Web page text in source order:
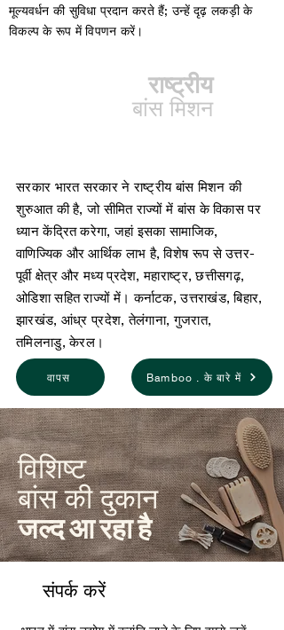
मूल्यवर्धन की सुविधा प्रदान करते हैं; उन्हें दृढ़ लकड़ी के
विकल्प के रूप में विपणन करें।
राष्ट्रीय
बांस मिशन
सरकार भारत सरकार ने राष्ट्रीय बांस मिशन की
शुरुआत की है, जो सीमित राज्यों में बांस के विकास पर
ध्यान केंद्रित करेगा, जहां इसका सामाजिक,
वाणिज्यिक और आर्थिक लाभ है, विशेष रूप से उत्तर-
पूर्वी क्षेत्र और मध्य प्रदेश, महाराष्ट्र, छत्तीसगढ़,
ओडिशा सहित राज्यों में। कर्नाटक, उत्तराखंड, बिहार,
झारखंड, आंध्र प्रदेश, तेलंगाना, गुजरात,
तमिलनाडु, केरल।
वापस Bamboo . के बारे में
विशिष्ट
बांस की दुकान
जल्द आ रहा है
संपर्क करें